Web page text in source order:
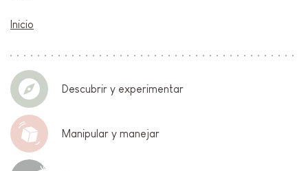
Inicio
Descubrir y experimentar
Manipular y manejar